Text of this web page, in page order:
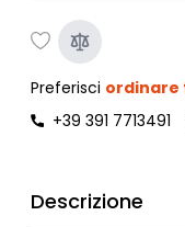
Preferisci ordinare
+39 391 7713491
Descrizione